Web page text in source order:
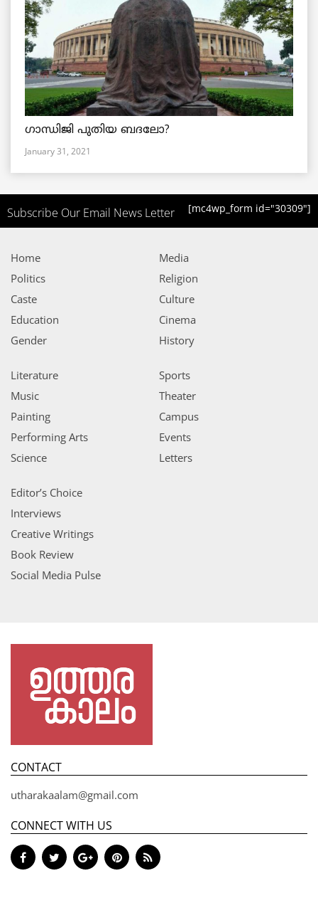
ഗാന്ധിജി പുതിയ ബദലോ?
January 31, 2021
Subscribe Our Email News Letter [mc4wp_form id="30309"]
Home
Politics
Caste
Education
Gender
Media
Religion
Culture
Cinema
History
Literature
Music
Painting
Performing Arts
Science
Sports
Theater
Campus
Events
Letters
Editor’s Choice
Interviews
Creative Writings
Book Review
Social Media Pulse
CONTACT
utharakaalam@gmail.com
CONNECT WITH US